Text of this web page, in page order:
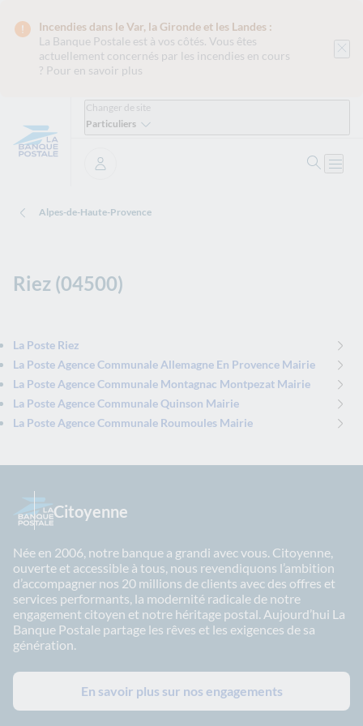
Incendies dans le Var, la Gironde et les Landes :
La Banque Postale est à vos côtés. Vous êtes
actuellement concernés par les incendies en cours
? Pour en savoir plus
Changer de site
Particuliers
Se connecter
Alpes-de-Haute-Provence
Riez (04500)
La Poste Riez
La Poste Agence Communale Allemagne En Provence Mairie
La Poste Agence Communale Montagnac Montpezat Mairie
La Poste Agence Communale Quinson Mairie
La Poste Agence Communale Roumoules Mairie
Citoyenne
Née en 2006, notre banque a grandi avec vous. Citoyenne,
ouverte et accessible à tous, nous revendiquons l’ambition
d’accompagner nos 20 millions de clients avec des offres et
services performants, la modernité radicale de notre
engagement citoyen et notre héritage postal. Aujourd’hui La
Banque Postale partage les rêves et les exigences de sa
génération.
En savoir plus sur nos engagements